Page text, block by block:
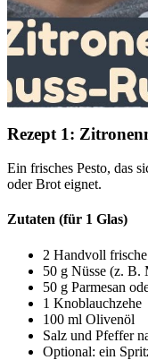
Rezept 1:
Ein frisches Pesto, das
oder Brot eignet.
Zutaten (für 1 Glas)
2 Handvoll
50 g Nüsse (z. B.
50 g Parmesan
1 Knoblauchzehe
100 ml Olivenöl
Salz und Pfeffer
Optional: ein